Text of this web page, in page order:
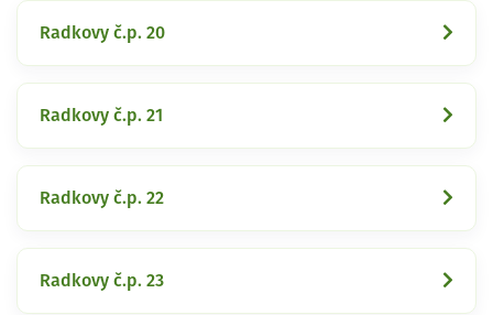
Radkovy č.p. 20
Radkovy č.p. 21
Radkovy č.p. 22
Radkovy č.p. 23